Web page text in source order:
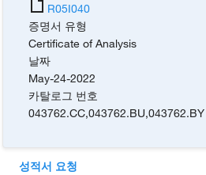
R05I040
증명서 유형
Certificate of Analysis
날짜
May-24-2022
카탈로그 번호
043762.CC,043762.BU,043762.BY
성적서 요청